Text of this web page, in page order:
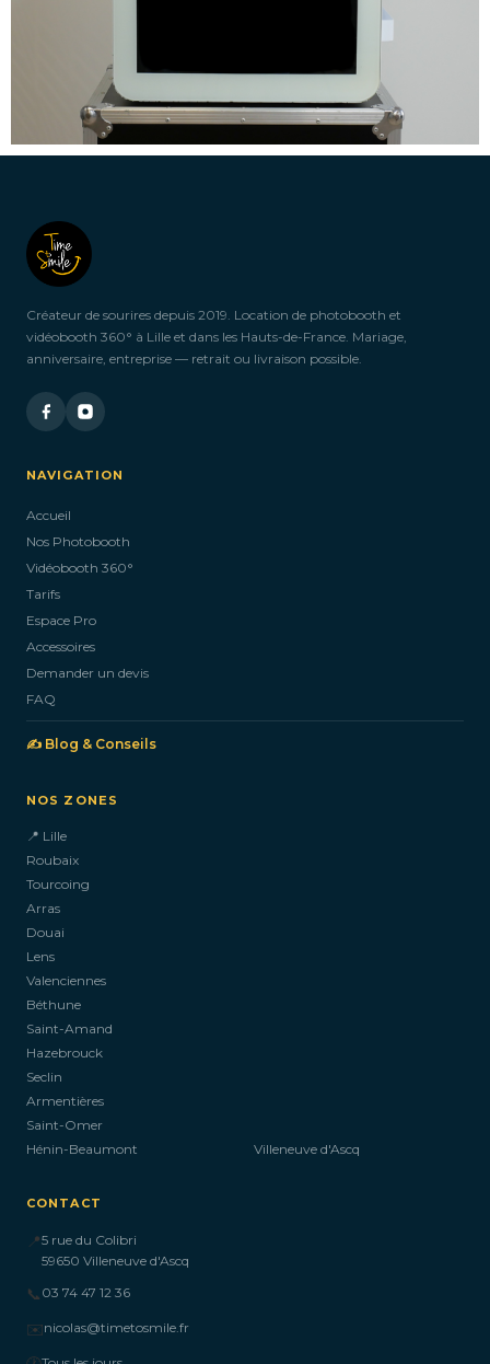
Créateur de sourires depuis 2019. Location de photobooth et
vidéobooth 360° à Lille et dans les Hauts-de-France. Mariage,
anniversaire, entreprise — retrait ou livraison possible.
NAVIGATION
Accueil
Nos Photobooth
Vidéobooth 360°
Tarifs
Espace Pro
Accessoires
Demander un devis
FAQ
✍️ Blog & Conseils
NOS ZONES
📍 Lille
Roubaix
Tourcoing
Arras
Douai
Lens
Valenciennes
Béthune
Saint-Amand
Hazebrouck
Seclin
Armentières
Saint-Omer
Hénin-Beaumont
Villeneuve d'Ascq
CONTACT
📍5 rue du Colibri
59650 Villeneuve d'Ascq
📞 03 74 47 12 36
✉️nicolas@timetosmile.fr